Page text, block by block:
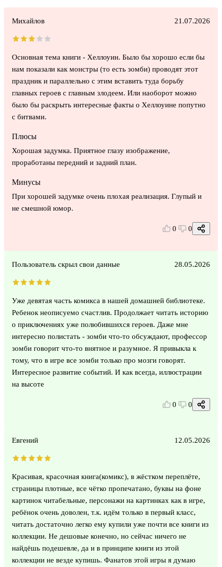
Михайлов 21.07.2026
Основная тема книги - Хеллоуин. Было бы хорошо если бы
нам показали как монстры (то есть зомби) проводят этот
праздник и параллельно с этим вставить туда борьбу
главных героев с главным злодеем. Или наоборот можно
было бы раскрыть интересные факты о Хеллоуине попутно
с битвами.
Плюсы
Хорошая задумка. Приятное глазу изображение,
проработаны передний и задний план.
Минусы
При хорошей задумке очень плохая реализация. Глупый и
не смешной юмор.
0 0
Пользователь скрыл свои данные 28.05.2026
Уже девятая часть комикса в нашей домашней библиотеке.
Ребенок неописуемо счастлив. Продолжает читать историю
о приключениях уже полюбившихся героев. Даже мне
интересно полистать - зомби что-то обсуждают, профессор
зомби говорит что-то внятное и разумное. Я привыкла к
тому, что в игре все зомби только про мозги говорят.
Интересное развитие событий. И как всегда, иллюстрации
на высоте
0 0
Евгений 12.05.2026
Красивая, красочная книга(комикс), в жёстком переплёте,
страницы плотные, все чётко пропечатано, буквы на фоне
картинок читабельные, персонажи на картинках как в игре,
ребёнок очень доволен, т.к. идём только в первый класс,
читать достаточно легко ему купили уже почти все книги из
коллекции. Не дешовые конечно, но сейчас ничего не
найдёшь подешевле, да и в принципе книги из этой
коллекции не везде купишь. Фанатов этой игры я думаю